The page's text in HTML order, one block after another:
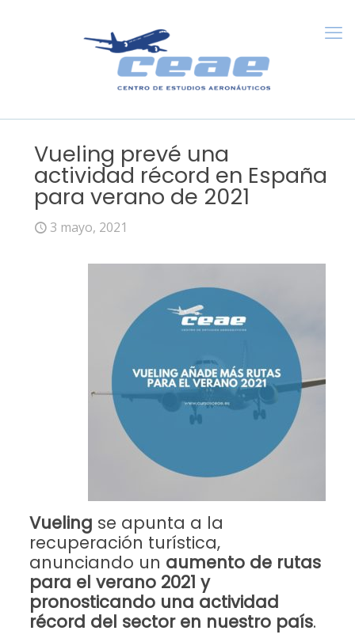
Vueling prevé una
actividad récord en España
para verano de 2021
3 mayo, 2021
Vueling se apunta a la
recuperación turística,
anunciando un aumento de rutas
para el verano 2021 y
pronosticando una actividad
récord del sector en nuestro país.